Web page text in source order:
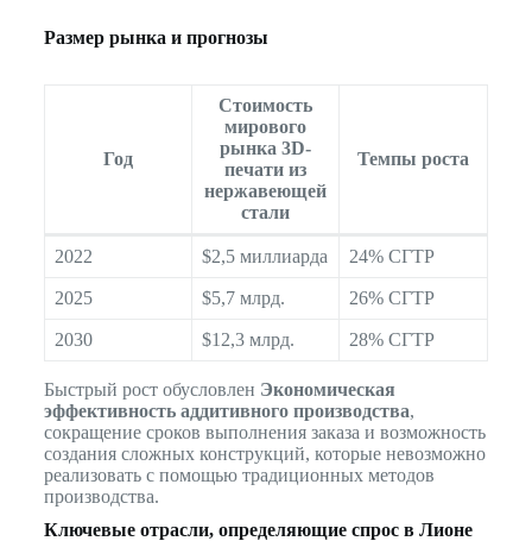
Размер рынка и прогнозы
Год
Стоимость
мирового
рынка 3D-
печати из
нержавеющей
стали
Темпы роста
2022 $2,5 миллиарда 24% СГТР
2025 $5,7 млрд. 26% СГТР
2030 $12,3 млрд. 28% СГТР
Быстрый рост обусловлен Экономическая
эффективность аддитивного производства,
сокращение сроков выполнения заказа и возможность
создания сложных конструкций, которые невозможно
реализовать с помощью традиционных методов
производства.
Ключевые отрасли, определяющие спрос в Лионе